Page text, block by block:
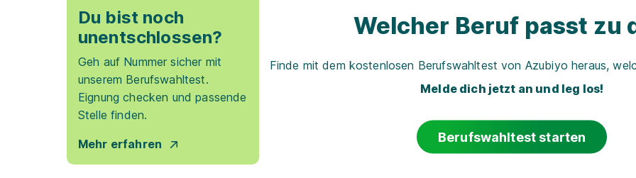
Du bist noch
unentschlossen?
Geh auf Nummer sicher mit
unserem Berufswahltest.
Eignung checken und passende
Stelle finden.
Mehr erfahren
Welcher Beruf passt zu
Finde mit dem kostenlosen Berufswahltest von Azubiyo heraus,
Melde dich jetzt an und leg los!
Berufswahltest starten